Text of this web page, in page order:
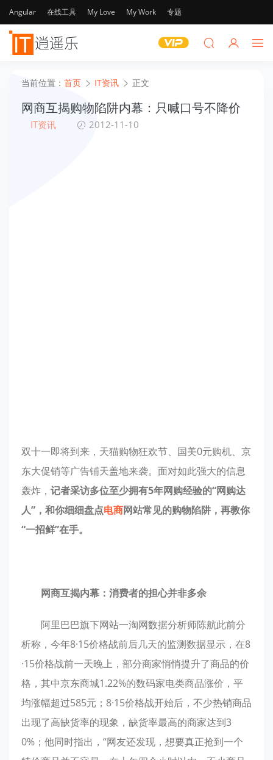
Angular 在线工具 My Love My Work 专题
当前位置： 首页 IT资讯 正文
网商互揭购物陷阱内幕：只喊口号不降价
IT资讯 2012-11-10
双十一即将到来，天猫购物狂欢节、国美0元购机、京
东大促销等广告铺天盖地来袭。面对如此强大的信息
轰炸， 记者采访多位至少拥有5年网购经验的“网购达
人”，和你细细盘点电商网站常见的购物陷阱，再教你
“一招鲜”在手。
网商互揭内幕：消费者的担心并非多余
阿里巴巴旗下网站一淘网数据分析师陈航此前分
析称，今年8·15价格战前后几天的监测数据显示，在8
·15价格战前一天晚上，部分商家悄悄提升了商品的价
格，其中京东商城1.22%的数码家电类商品涨价，平
均涨幅超过585元；8·15价格战开始后，不少热销商品
出现了高缺货率的现象，缺货率最高的商家达到3
0%；他同时指出，“网友还发现，想要真正抢到一个